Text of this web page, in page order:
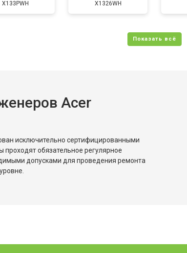
X133PWH X1326WH
Acer
исключительно сертифицированными
обязательное регулярное
допусками для проведения ремонта